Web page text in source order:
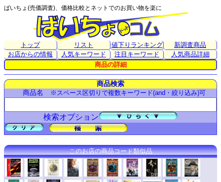
ばいちょ(売価調査)、価格比較とネットでのお買い物を楽に
トップ リスト 値下りランキング
新調査商品
お店からの情報
人気キーワード 注目キーワード
人気商品詳細
商品の詳細
商品検索
商品名
※スペース区切りで複数キーワード(and・絞り込み)可
検索オプション
このお店の商品コード類似品